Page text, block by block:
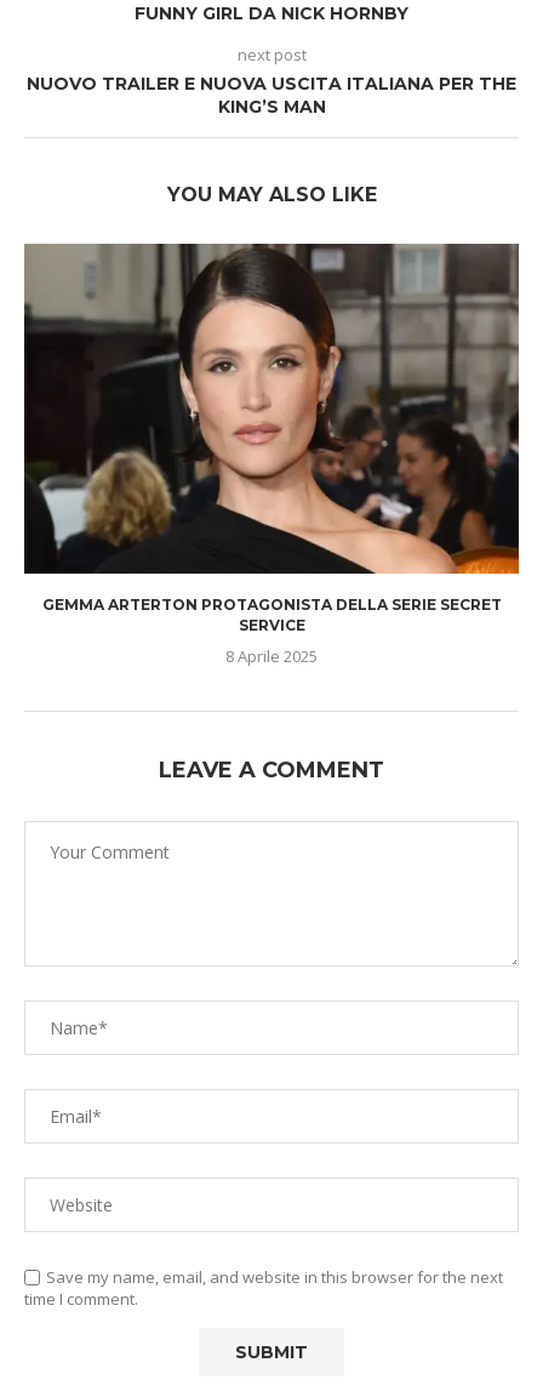
FUNNY GIRL DA NICK HORNBY
next post
NUOVO TRAILER E NUOVA USCITA ITALIANA PER THE
KING’S MAN
YOU MAY ALSO LIKE
GEMMA ARTERTON PROTAGONISTA DELLA SERIE SECRET
SERVICE
8 Aprile 2025
LEAVE A COMMENT
Save my name, email, and website in this browser for the next
time I comment.